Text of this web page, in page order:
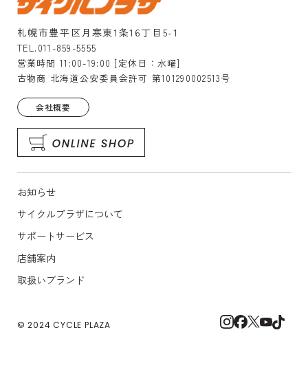
札幌市豊平区月寒東1条16丁目5-1
TEL.011-859-5555
営業時間 11:00-19:00 [定休日：水曜]
古物商 北海道公安委員会許可 第101290002513号
会社概要
お知らせ
サイクルプラザについて
サポートサービス
店舗案内
取扱いブランド
© 2024 CYCLE PLAZA